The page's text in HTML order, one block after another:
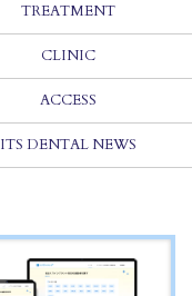
TREATMENT
CLINIC
ACCESS
ITS DENTAL NEWS